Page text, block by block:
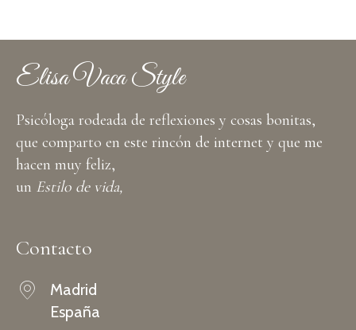
Elisa Vaca Style
Psicóloga rodeada de reflexiones y cosas bonitas,
que comparto en este rincón de internet y que me
hacen muy feliz,
un Estilo de vida,
Contacto
Madrid
España